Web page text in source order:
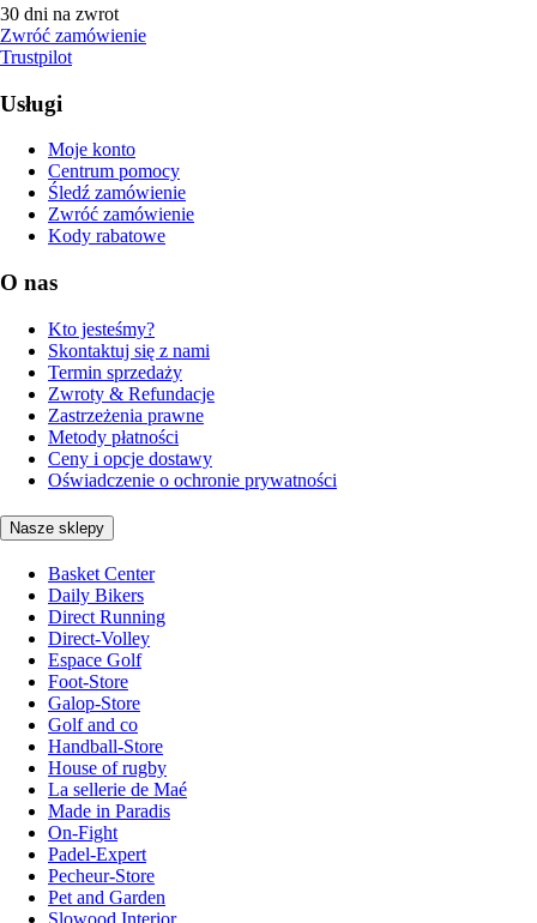
30 dni na zwrot
Zwróć zamówienie
Trustpilot
Usługi
Moje konto
Centrum pomocy
Śledź zamówienie
Zwróć zamówienie
Kody rabatowe
O nas
Kto jesteśmy?
Skontaktuj się z nami
Termin sprzedaży
Zwroty & Refundacje
Zastrzeżenia prawne
Metody płatności
Ceny i opcje dostawy
Oświadczenie o ochronie prywatności
Nasze sklepy
Basket Center
Daily Bikers
Direct Running
Direct-Volley
Espace Golf
Foot-Store
Galop-Store
Golf and co
Handball-Store
House of rugby
La sellerie de Maé
Made in Paradis
On-Fight
Padel-Expert
Pecheur-Store
Pet and Garden